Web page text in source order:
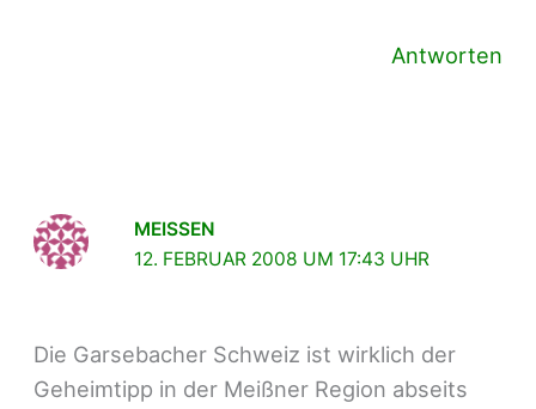
Antworten
MEISSEN
12. FEBRUAR 2008 UM 17:43 UHR
Die Garsebacher Schweiz ist wirklich der
Geheimtipp in der Meißner Region abseits